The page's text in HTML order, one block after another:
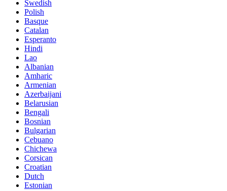
Swedish
Polish
Basque
Catalan
Esperanto
Hindi
Lao
Albanian
Amharic
Armenian
Azerbaijani
Belarusian
Bengali
Bosnian
Bulgarian
Cebuano
Chichewa
Corsican
Croatian
Dutch
Estonian